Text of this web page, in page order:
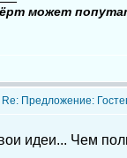
может
Re: Предложение:
идеи... Чем